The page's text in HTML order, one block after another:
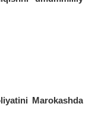
Marokashda